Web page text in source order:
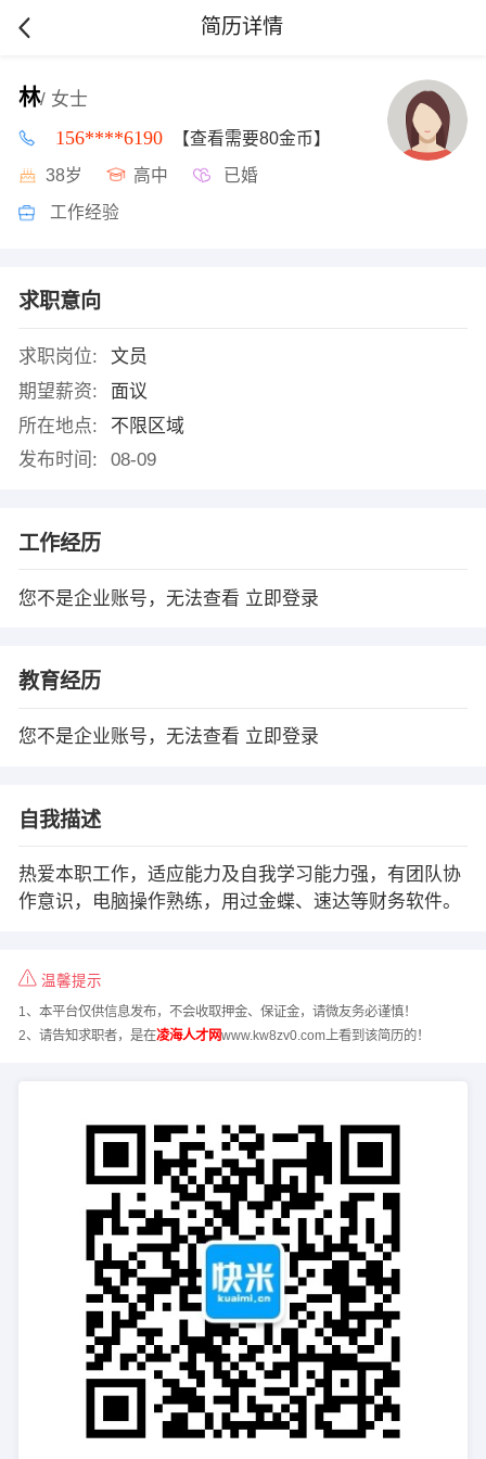
简历详情
林/ 女士
156****6190 【查看需要80金币】
38岁 高中 已婚
工作经验
求职意向
求职岗位:
文员
期望薪资:
面议
所在地点:
不限区域
发布时间:
08-09
工作经历
您不是企业账号，无法查看 立即登录
教育经历
您不是企业账号，无法查看 立即登录
自我描述
热爱本职工作，适应能力及自我学习能力强，有团队协
作意识，电脑操作熟练，用过金蝶、速达等财务软件。
温馨提示
1、本平台仅供信息发布，不会收取押金、保证金，请微友务必谨慎！
2、请告知求职者，是在凌海人才网www.kw8zv0.com上看到该简历的！